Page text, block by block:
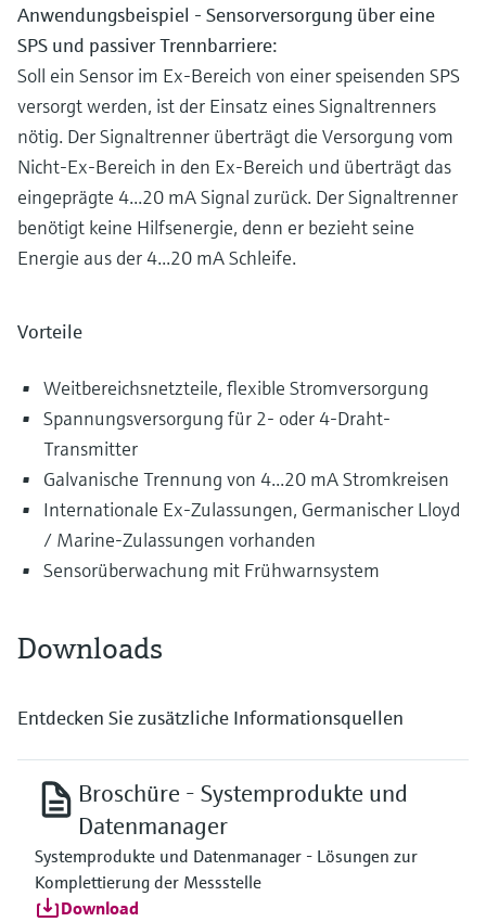
Anwendungsbeispiel - Sensorversorgung über eine
SPS und passiver Trennbarriere:
Soll ein Sensor im Ex-Bereich von einer speisenden SPS
versorgt werden, ist der Einsatz eines Signaltrenners
nötig. Der Signaltrenner überträgt die Versorgung vom
Nicht-Ex-Bereich in den Ex-Bereich und überträgt das
eingeprägte 4...20 mA Signal zurück. Der Signaltrenner
benötigt keine Hilfsenergie, denn er bezieht seine
Energie aus der 4...20 mA Schleife.
Vorteile
Weitbereichsnetzteile, flexible Stromversorgung
Spannungsversorgung für 2- oder 4-Draht-
Transmitter
Galvanische Trennung von 4...20 mA Stromkreisen
Internationale Ex-Zulassungen, Germanischer Lloyd
/ Marine-Zulassungen vorhanden
Sensorüberwachung mit Frühwarnsystem
Downloads
Entdecken Sie zusätzliche Informationsquellen
Broschüre - Systemprodukte und
Datenmanager
Systemprodukte und Datenmanager - Lösungen zur
Komplettierung der Messstelle
Download